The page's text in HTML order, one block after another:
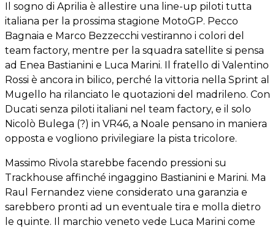
Il sogno di Aprilia è allestire una line-up piloti tutta
italiana per la prossima stagione MotoGP. Pecco
Bagnaia e Marco Bezzecchi vestiranno i colori del
team factory, mentre per la squadra satellite si pensa
ad Enea Bastianini e Luca Marini. Il fratello di Valentino
Rossi è ancora in bilico, perché la vittoria nella Sprint al
Mugello ha rilanciato le quotazioni del madrileno. Con
Ducati senza piloti italiani nel team factory, e il solo
Nicolò Bulega (?) in VR46, a Noale pensano in maniera
opposta e vogliono privilegiare la pista tricolore.
Massimo Rivola starebbe facendo pressioni su
Trackhouse affinché ingaggino Bastianini e Marini. Ma
Raul Fernandez viene considerato una garanzia e
sarebbero pronti ad un eventuale tira e molla dietro
le quinte. Il marchio veneto vede Luca Marini come